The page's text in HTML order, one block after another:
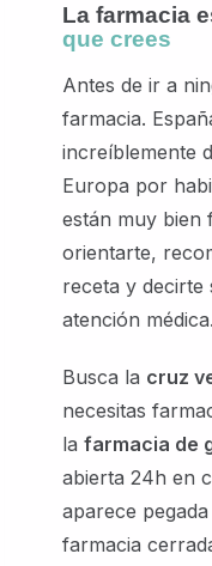
La farmacia
que crees
Antes de ir a
farmacia.
increíblemente
Europa por
están muy bien
orientarte,
receta y decirte
atención médica.
Busca la cruz
necesitas
la farmacia de
abierta 24h en
aparece
farmacia